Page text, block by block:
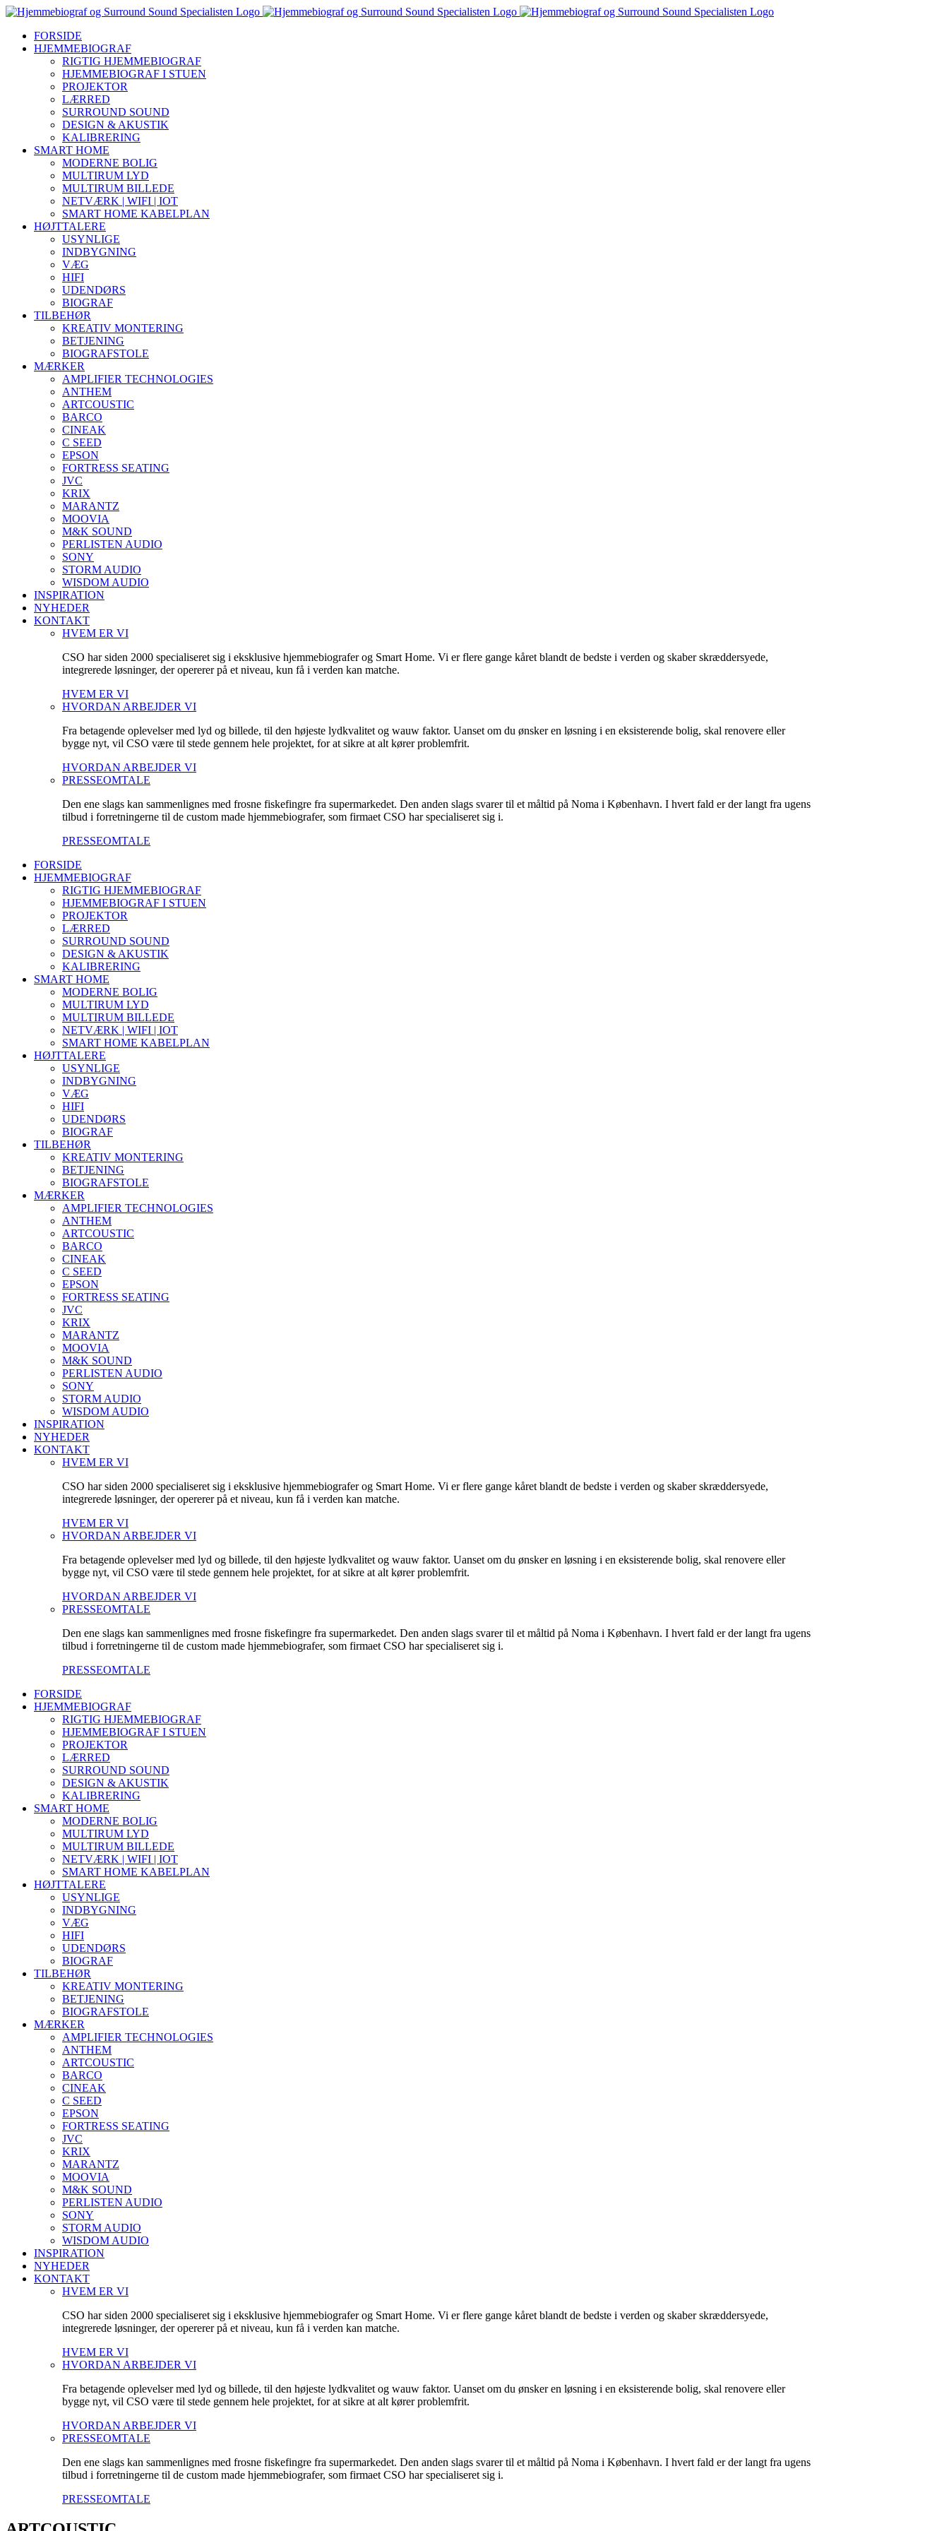
Skip
content
YouTube
Instagram
Facebook
LinkedIn
FORSIDE
HJEMMEBIOGRAF
RIGTIG HJEMMEBIOGRAF
HJEMMEBIOGRAF I STUEN
PROJEKTOR
LÆRRED
SURROUND SOUND
DESIGN & AKUSTIK
KALIBRERING
SMART HOME
MODERNE BOLIG
MULTIRUM LYD
MULTIRUM BILLEDE
NETVÆRK | WIFI | IOT
SMART HOME KABELPLAN
HØJTTALERE
USYNLIGE
INDBYGNING
VÆG
HIFI
UDENDØRS
BIOGRAF
TILBEHØR
KREATIV MONTERING
BETJENING
BIOGRAFSTOLE
MÆRKER
AMPLIFIER TECHNOLOGIES
ANTHEM
ARTCOUSTIC
BARCO
CINEAK
C SEED
EPSON
FORTRESS SEATING
JVC
KRIX
MARANTZ
MOOVIA
M&K SOUND
PERLISTEN AUDIO
SONY
STORM AUDIO
WISDOM AUDIO
INSPIRATION
NYHEDER
KONTAKT
HVEM ER VI
CSO har siden 2000 specialiseret sig i eksklusive hjemmebiografer og Smart Home. Vi er flere gange kåret blandt de bedste i verden og skaber skræddersyede,
integrerede løsninger, der opererer på et niveau, kun få i verden kan matche.
HVEM ER VI
HVORDAN ARBEJDER VI
Fra betagende oplevelser med lyd og billede, til den højeste lydkvalitet og wauw faktor. Uanset om du ønsker en løsning i en eksisterende bolig, skal renovere eller
bygge nyt, vil CSO være til stede gennem hele projektet, for at sikre at alt kører problemfrit.
HVORDAN ARBEJDER VI
PRESSEOMTALE
Den ene slags kan sammenlignes med frosne fiskefingre fra supermarkedet. Den anden slags svarer til et måltid på Noma i København. I hvert fald er der langt fra ugens
tilbud i forretningerne til de custom made hjemmebiografer, som firmaet CSO har specialiseret sig i.
PRESSEOMTALE
FORSIDE
HJEMMEBIOGRAF
RIGTIG HJEMMEBIOGRAF
HJEMMEBIOGRAF I STUEN
PROJEKTOR
LÆRRED
SURROUND SOUND
DESIGN & AKUSTIK
KALIBRERING
SMART HOME
MODERNE BOLIG
MULTIRUM LYD
MULTIRUM BILLEDE
NETVÆRK | WIFI | IOT
SMART HOME KABELPLAN
HØJTTALERE
USYNLIGE
INDBYGNING
VÆG
HIFI
UDENDØRS
BIOGRAF
TILBEHØR
KREATIV MONTERING
BETJENING
BIOGRAFSTOLE
MÆRKER
AMPLIFIER TECHNOLOGIES
ANTHEM
ARTCOUSTIC
BARCO
CINEAK
C SEED
EPSON
FORTRESS SEATING
JVC
KRIX
MARANTZ
MOOVIA
M&K SOUND
PERLISTEN AUDIO
SONY
STORM AUDIO
WISDOM AUDIO
INSPIRATION
NYHEDER
KONTAKT
HVEM ER VI
CSO har siden 2000 specialiseret sig i eksklusive hjemmebiografer og Smart Home. Vi er flere gange kåret blandt de bedste i verden og skaber skræddersyede,
integrerede løsninger, der opererer på et niveau, kun få i verden kan matche.
HVEM ER VI
HVORDAN ARBEJDER VI
Fra betagende oplevelser med lyd og billede, til den højeste lydkvalitet og wauw faktor. Uanset om du ønsker en løsning i en eksisterende bolig, skal renovere eller
bygge nyt, vil CSO være til stede gennem hele projektet, for at sikre at alt kører problemfrit.
HVORDAN ARBEJDER VI
PRESSEOMTALE
Den ene slags kan sammenlignes med frosne fiskefingre fra supermarkedet. Den anden slags svarer til et måltid på Noma i København. I hvert fald er der langt fra ugens
tilbud i forretningerne til de custom made hjemmebiografer, som firmaet CSO har specialiseret sig i.
PRESSEOMTALE
FORSIDE
HJEMMEBIOGRAF
RIGTIG HJEMMEBIOGRAF
HJEMMEBIOGRAF I STUEN
PROJEKTOR
LÆRRED
SURROUND SOUND
DESIGN & AKUSTIK
KALIBRERING
SMART HOME
MODERNE BOLIG
MULTIRUM LYD
MULTIRUM BILLEDE
NETVÆRK | WIFI | IOT
SMART HOME KABELPLAN
HØJTTALERE
USYNLIGE
INDBYGNING
VÆG
HIFI
UDENDØRS
BIOGRAF
TILBEHØR
KREATIV MONTERING
BETJENING
BIOGRAFSTOLE
MÆRKER
AMPLIFIER TECHNOLOGIES
ANTHEM
ARTCOUSTIC
BARCO
CINEAK
C SEED
EPSON
FORTRESS SEATING
JVC
KRIX
MARANTZ
MOOVIA
M&K SOUND
PERLISTEN AUDIO
SONY
STORM AUDIO
WISDOM AUDIO
INSPIRATION
NYHEDER
KONTAKT
HVEM ER VI
CSO har siden 2000 specialiseret sig i eksklusive hjemmebiografer og Smart Home. Vi er flere gange kåret blandt de bedste i verden og skaber skræddersyede,
integrerede løsninger, der opererer på et niveau, kun få i verden kan matche.
HVEM ER VI
HVORDAN ARBEJDER VI
Fra betagende oplevelser med lyd og billede, til den højeste lydkvalitet og wauw faktor. Uanset om du ønsker en løsning i en eksisterende bolig, skal renovere eller
bygge nyt, vil CSO være til stede gennem hele projektet, for at sikre at alt kører problemfrit.
HVORDAN ARBEJDER VI
PRESSEOMTALE
Den ene slags kan sammenlignes med frosne fiskefingre fra supermarkedet. Den anden slags svarer til et måltid på Noma i København. I hvert fald er der langt fra ugens
tilbud i forretningerne til de custom made hjemmebiografer, som firmaet CSO har specialiseret sig i.
PRESSEOMTALE